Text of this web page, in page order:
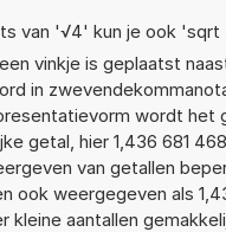
van '√4' kun je ook 'sqrt
vinkje is geplaatst
in
wordt het
getal, hier 1,436 681
van getallen
ook weergegeven als
kleine aantallen